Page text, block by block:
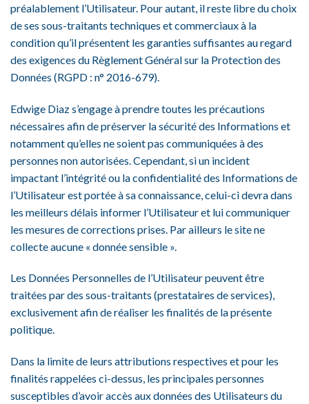
préalablement l’Utilisateur. Pour autant, il reste libre du choix
de ses sous-traitants techniques et commerciaux à la
condition qu’il présentent les garanties suffisantes au regard
des exigences du Règlement Général sur la Protection des
Données (RGPD : n° 2016-679).
Edwige Diaz s’engage à prendre toutes les précautions
nécessaires afin de préserver la sécurité des Informations et
notamment qu’elles ne soient pas communiquées à des
personnes non autorisées. Cependant, si un incident
impactant l’intégrité ou la confidentialité des Informations de
l’Utilisateur est portée à sa connaissance, celui-ci devra dans
les meilleurs délais informer l’Utilisateur et lui communiquer
les mesures de corrections prises. Par ailleurs le site ne
collecte aucune « donnée sensible ».
Les Données Personnelles de l’Utilisateur peuvent être
traitées par des sous-traitants (prestataires de services),
exclusivement afin de réaliser les finalités de la présente
politique.
Dans la limite de leurs attributions respectives et pour les
finalités rappelées ci-dessus, les principales personnes
susceptibles d’avoir accès aux données des Utilisateurs du